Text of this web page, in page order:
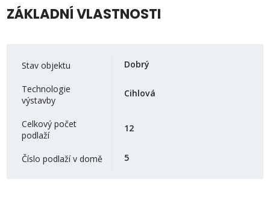
ZÁKLADNÍ VLASTNOSTI
Stav objektu Dobrý
Technologie
výstavby
Cihlová
Celkový počet
podlaží
12
Číslo podlaží v domě 5